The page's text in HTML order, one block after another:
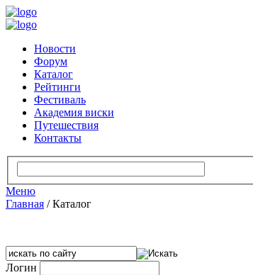
Новости
Форум
Каталог
Рейтинги
Фестиваль
Академия виски
Путешествия
Контакты
Меню
Главная /Каталог
Логин